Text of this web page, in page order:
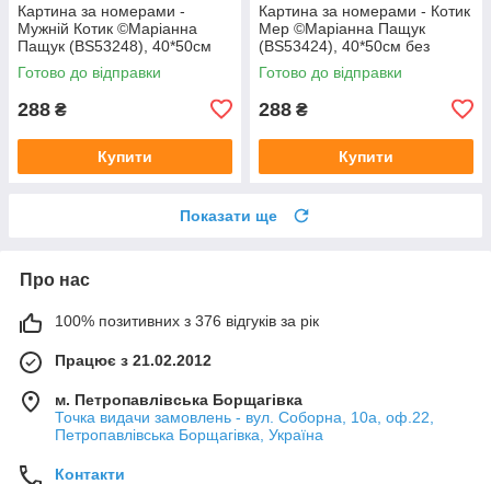
Картина за номерами -
Мужній Котик ©Маріанна
Пащук (BS53248), 40*50см
без коробки
Готово до відправки
288 ₴
Купити
Картина за номерами - Котик
Мер ©Маріанна Пащук
(BS53424), 40*50см без
коробки
Готово до відправки
288 ₴
Купити
Показати ще
Про нас
100% позитивних з 376 відгуків за рік
Працює з 21.02.2012
м. Петропавлівська Борщагівка
Точка видачи замовлень - вул. Соборна, 10а, оф.22,
Петропавлівська Борщагівка, Україна
Контакти